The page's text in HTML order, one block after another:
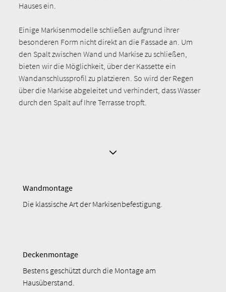
Hauses ein.
Einige Markisenmodelle schließen aufgrund ihrer
besonderen Form nicht direkt an die Fassade an. Um
den Spalt zwischen Wand und Markise zu schließen,
bieten wir die Möglichkeit, über der Kassette ein
Wandanschlussprofil zu platzieren. So wird der Regen
über die Markise abgeleitet und verhindert, dass Wasser
durch den Spalt auf Ihre Terrasse tropft.
Wandmontage
Die klassische Art der Markisenbefestigung.
Deckenmontage
Bestens geschützt durch die Montage am
Hausüberstand.